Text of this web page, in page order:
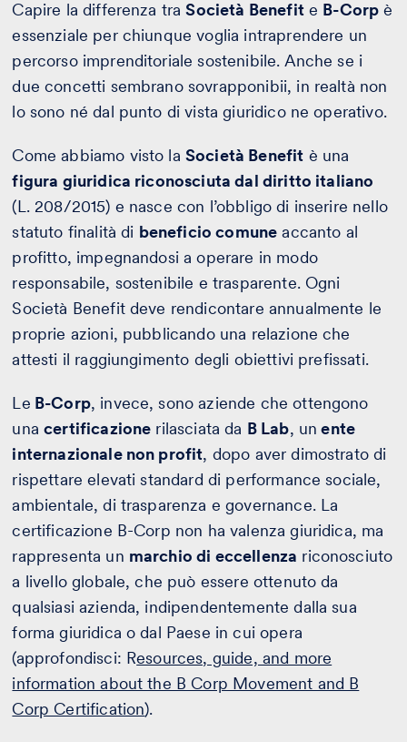
Capire la differenza traSocietà Benefite B-Corp è
essenziale per chiunque voglia intraprendere un
percorso imprenditoriale sostenibile. Anche se i
due concetti sembrano sovrapponibii, in realtà non
lo sono né dal punto di vista giuridico ne operativo.
Come abbiamo visto la Società Benefit è una
figura giuridica riconosciuta dal diritto italiano
(L. 208/2015) e nasce con l’obbligo di inserire nello
statuto finalità di beneficio comune accanto al
profitto, impegnandosi a operare in modo
responsabile, sostenibile e trasparente. Ogni
Società Benefit deve rendicontare annualmente le
proprie azioni, pubblicando una relazione che
attesti il raggiungimento degli obiettivi prefissati.
Le B-Corp, invece, sono aziende che ottengono
unacertificazione rilasciata da B Lab, un ente
internazionale non profit, dopo aver dimostrato di
rispettare elevati standard di performance sociale,
ambientale, di trasparenza e governance. La
certificazione B-Corp non ha valenza giuridica, ma
rappresenta un marchio di eccellenza riconosciuto
a livello globale, che può essere ottenuto da
qualsiasi azienda, indipendentemente dalla sua
forma giuridica o dal Paese in cui opera
(approfondisci: Resources, guide, and more
information about the B Corp Movement and B
Corp Certification).